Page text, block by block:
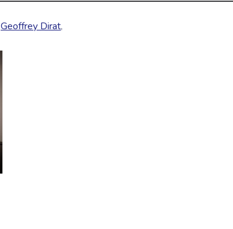
Geoffrey Dirat,